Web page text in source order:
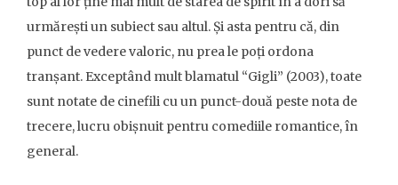
urmărești un subiect sau altul. Și asta pentru că, din
punct de vedere valoric, nu prea le poți ordona
tranșant. Exceptând mult blamatul “Gigli” (2003), toate
sunt notate de cinefili cu un punct-două peste nota de
trecere, lucru obișnuit pentru comediile romantice, în
general.